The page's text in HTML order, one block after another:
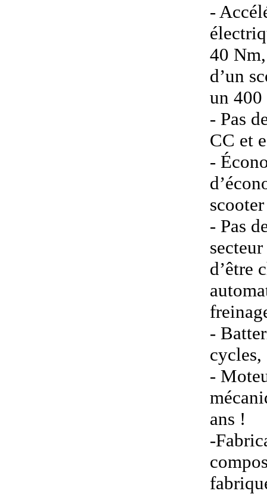
-
40
d’un
un
- Pas
CC et
-
- Pas
d’être
-
cycles,
-
ans !
-